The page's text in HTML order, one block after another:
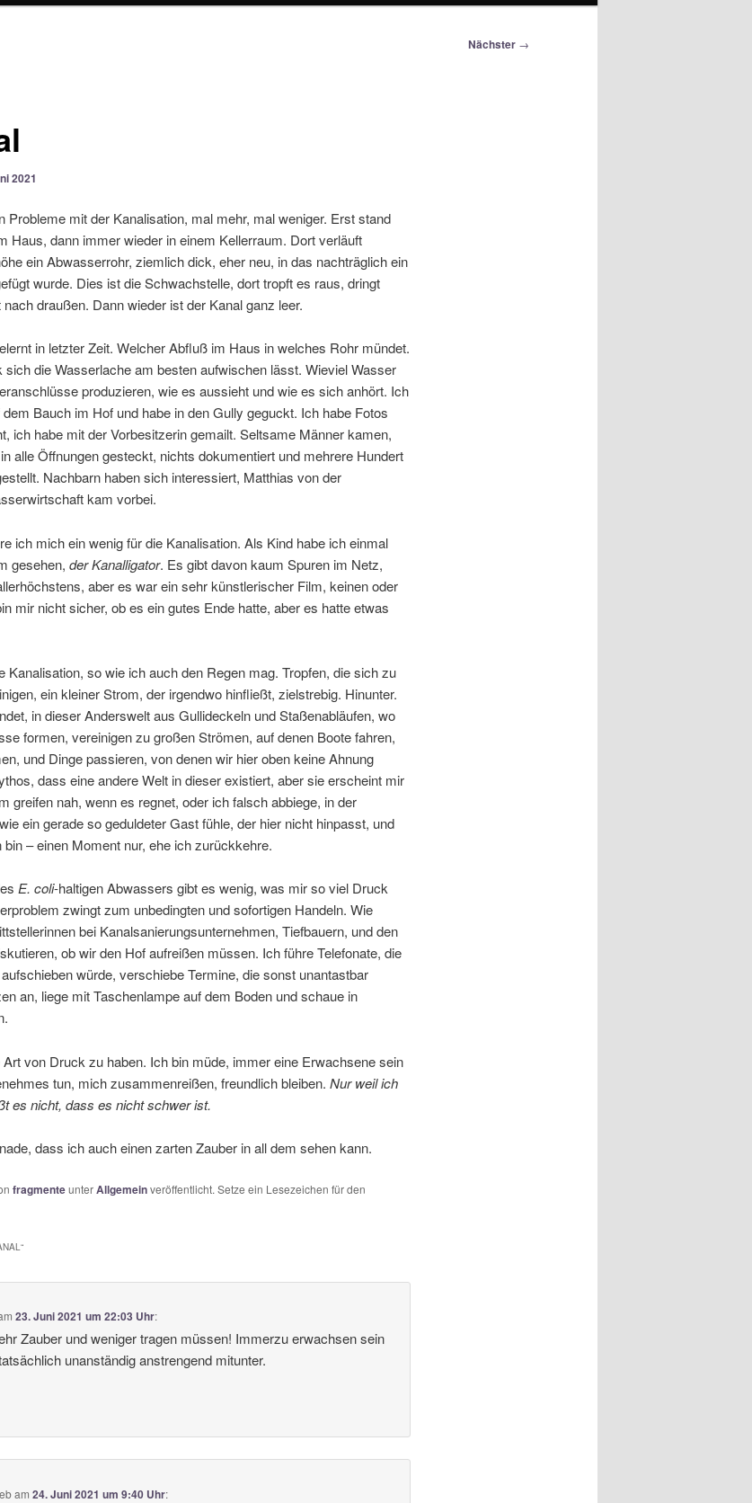
Nächster →
2021
Probleme mit der Kanalisation, mal mehr, mal weniger. Erst stand
Haus, dann immer wieder in einem Kellerraum. Dort verläuft
ein Abwasserrohr, ziemlich dick, eher neu, in das nachträglich ein
wurde. Dies ist die Schwachstelle, dort tropft es raus, dringt
draußen. Dann wieder ist der Kanal ganz leer.
in letzter Zeit. Welcher Abfluß im Haus in welches Rohr mündet.
sich die Wasserlache am besten aufwischen lässt. Wieviel Wasser
produzieren, wie es aussieht und wie es sich anhört. Ich
Bauch im Hof und habe in den Gully geguckt. Ich habe Fotos
ich habe mit der Vorbesitzerin gemailt. Seltsame Männer kamen,
alle Öffnungen gesteckt, nichts dokumentiert und mehrere Hundert
Nachbarn haben sich interessiert, Matthias von der
kam vorbei.
ich mich ein wenig für die Kanalisation. Als Kind habe ich einmal
gesehen, der Kanalligator. Es gibt davon kaum Spuren im Netz,
aber es war ein sehr künstlerischer Film, keinen oder
mir nicht sicher, ob es ein gutes Ende hatte, aber es hatte etwas
Kanalisation, so wie ich auch den Regen mag. Tropfen, die sich zu
ein kleiner Strom, der irgendwo hinfließt, zielstrebig. Hinunter.
in dieser Anderswelt aus Gullideckeln und Staßenabläufen, wo
formen, vereinigen zu großen Strömen, auf denen Boote fahren,
und Dinge passieren, von denen wir hier oben keine Ahnung
dass eine andere Welt in dieser existiert, aber sie erscheint mir
greifen nah, wenn es regnet, oder ich falsch abbiege, in der
ein gerade so geduldeter Gast fühle, der hier nicht hinpasst, und
– einen Moment nur, ehe ich zurückkehre.
E. coli-haltigen Abwassers gibt es wenig, was mir so viel Druck
zwingt zum unbedingten und sofortigen Handeln. Wie
bei Kanalsanierungsunternehmen, Tiefbauern, und den
ob wir den Hof aufreißen müssen. Ich führe Telefonate, die
würde, verschiebe Termine, die sonst unantastbar
an, liege mit Taschenlampe auf dem Boden und schaue in
von Druck zu haben. Ich bin müde, immer eine Erwachsene sein
tun, mich zusammenreißen, freundlich bleiben. Nur weil ich
es nicht, dass es nicht schwer ist.
dass ich auch einen zarten Zauber in all dem sehen kann.
fragmenteunterAllgemeinveröffentlicht. Setze ein Lesezeichen für den
“
23. Juni 2021 um 22:03 Uhr:
Zauber und weniger tragen müssen! Immerzu erwachsen sein
unanständig anstrengend mitunter.
am24. Juni 2021 um 9:40 Uhr: